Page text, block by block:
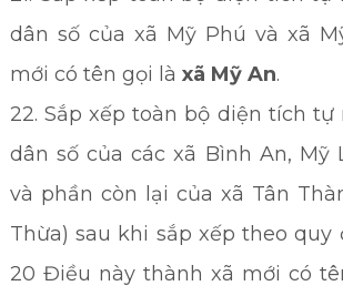
dân số của xã Mỹ Phú và xã
mới có tên gọi là xã Mỹ An.
22. Sắp xếp toàn bộ diện tích tự
dân số của các xã Bình An, Mỹ
và phần còn lại của xã Tân
Thừa) sau khi sắp xếp theo quy
20 Điều này thành xã mới có